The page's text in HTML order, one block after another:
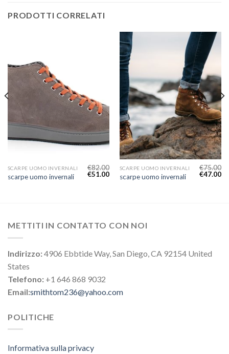
PRODOTTI CORRELATI
SCARPE UOMO INVERNALI
scarpe uomo invernali
€82.00
€51.00
SCARPE UOMO INVERNALI
scarpe uomo invernali
€75.00
€47.00
METTITI IN CONTATTO CON NOI
Indirizzo:4906 Ebbtide Way, San Diego, CA 92154 United
States
Telefono: +1 646 868 9032
Email:smithtom236@yahoo.com
POLITICHE
Informativa sulla privacy